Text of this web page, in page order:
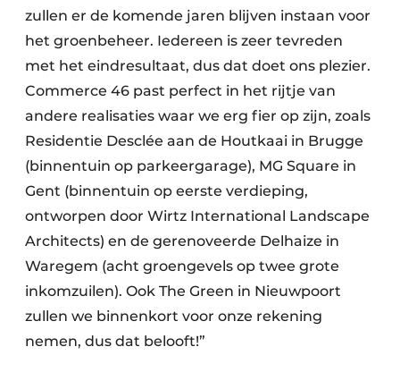
zullen er de komende jaren blijven instaan voor
het groenbeheer. Iedereen is zeer tevreden
met het eindresultaat, dus dat doet ons plezier.
Commerce 46 past perfect in het rijtje van
andere realisaties waar we erg fier op zijn, zoals
Residentie Desclée aan de Houtkaai in Brugge
(binnentuin op parkeergarage), MG Square in
Gent (binnentuin op eerste verdieping,
ontworpen door Wirtz International Landscape
Architects) en de gerenoveerde Delhaize in
Waregem (acht groengevels op twee grote
inkomzuilen). Ook The Green in Nieuwpoort
zullen we binnenkort voor onze rekening
nemen, dus dat belooft!”